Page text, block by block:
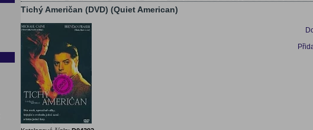
Tichý Američan (DVD) (Quiet American)